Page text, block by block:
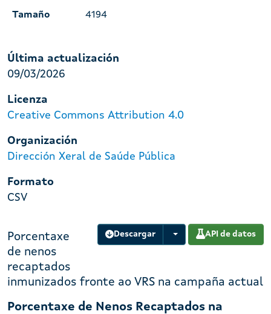
Última actualización
09/03/2026
Licenza
Creative Commons Attribution 4.0
Organización
Dirección Xeral de Saúde Pública
Formato
CSV
Descargar API de datos
Porcentaxe
de nenos
recaptados
inmunizados fronte ao VRS na campaña actual
Porcentaxe de Nenos Recaptados na
Tamaño 4194